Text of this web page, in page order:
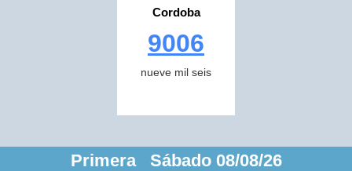
Cordoba
9006
nueve mil seis
Primera Sábado 08/08/26